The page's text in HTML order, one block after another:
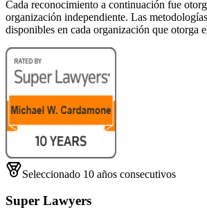
Cada reconocimiento a continuación fue
organización independiente. Las
disponibles en cada organización que otorga
Seleccionado 10 años consecutivos
Super Lawyers